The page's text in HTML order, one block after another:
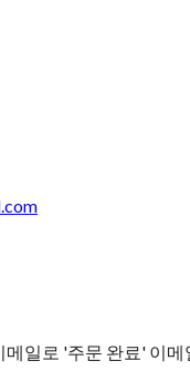
메일로 '주문 완료' 이메